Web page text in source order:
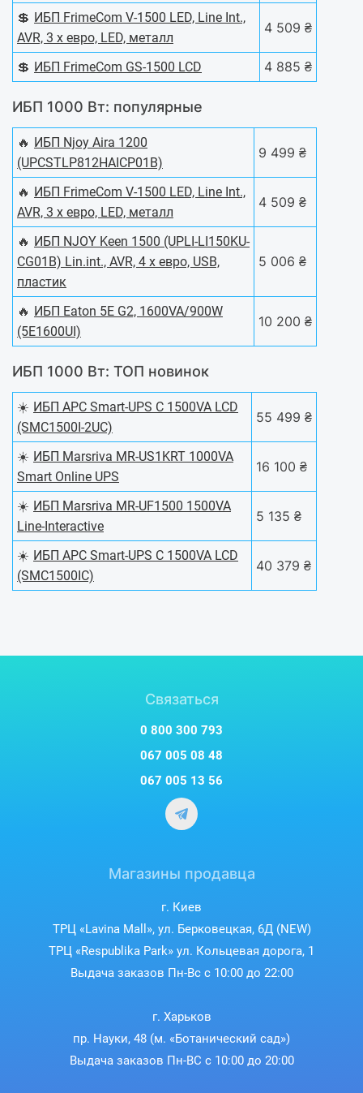
💲 ИБП FrimeCom V-1500 LED, Line Int.,
AVR, 3 x евро, LED, металл
4 509 ₴
💲 ИБП FrimeCom GS-1500 LCD 4 885 ₴
ИБП 1000 Вт: популярные
🔥 ИБП Njoy Aira 1200
(UPCSTLP812HAICP01B)
9 499 ₴
🔥 ИБП FrimeCom V-1500 LED, Line Int.,
AVR, 3 x евро, LED, металл
4 509 ₴
🔥 ИБП NJOY Keen 1500 (UPLI-LI150KU-
CG01B) Lin.int., AVR, 4 x евро, USB,
пластик
5 006 ₴
🔥 ИБП Eaton 5E G2, 1600VA/900W
(5E1600UI)
10 200 ₴
ИБП 1000 Вт: ТОП новинок
☀️ ИБП APC Smart-UPS C 1500VA LCD
(SMC1500I-2UC)
55 499 ₴
☀️ ИБП Marsriva MR-US1KRT 1000VA
Smart Online UPS
16 100 ₴
☀️ ИБП Marsriva MR-UF1500 1500VA
Line-Interactive
5 135 ₴
☀️ ИБП APC Smart-UPS C 1500VA LCD
(SMC1500IC)
40 379 ₴
Связаться
0 800 300 793
067 005 08 48
067 005 13 56
Магазины продавца
г. Киев
ТРЦ «Lavina Mall», ул. Берковецкая, 6Д (NEW)
ТРЦ «Respublika Park» ул. Кольцевая дорога, 1
Выдача заказов Пн-Вс с 10:00 до 22:00
г. Харьков
пр. Науки, 48 (м. «Ботанический сад»)
Выдача заказов Пн-ВС с 10:00 до 20:00